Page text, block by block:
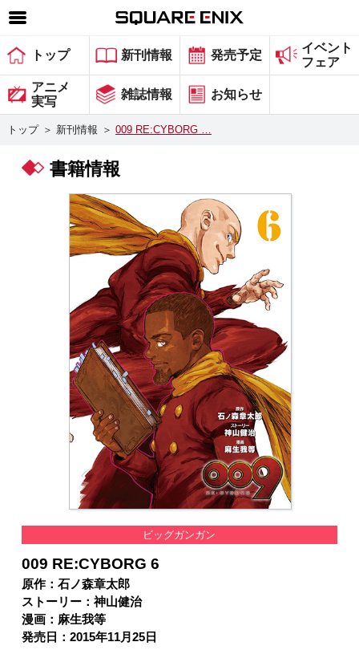
SQUARE ENIX 公式サイトメニュー
ゲーム
マガジン＆ブックス
グッズ
会社情報 採用情報
スクウェア・エニックス サイト内検索
トップ 新刊情報 発売予定
イベント
フェア
アニメ
実写
雑誌情報 お知らせ
トップ ＞ 新刊情報 ＞ 009 RE:CYBORG …
書籍情報
ビッグガンガン
009 RE:CYBORG 6
原作：石ノ森章太郎
ストーリー：神山健治
漫画：麻生我等
発売日：2015年11月25日